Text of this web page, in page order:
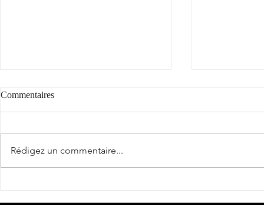
Commentaires
Rédigez un commentaire...